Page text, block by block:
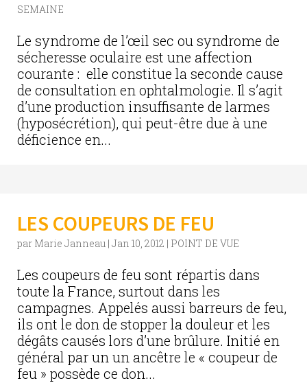
SEMAINE
Le syndrome de l’œil sec ou syndrome de
sécheresse oculaire est une affection
courante : elle constitue la seconde cause
de consultation en ophtalmologie. Il s’agit
d’une production insuffisante de larmes
(hyposécrétion), qui peut-être due à une
déficience en...
LES COUPEURS DE FEU
par Marie Janneau | Jan 10, 2012 | POINT DE VUE
Les coupeurs de feu sont répartis dans
toute la France, surtout dans les
campagnes. Appelés aussi barreurs de feu,
ils ont le don de stopper la douleur et les
dégâts causés lors d’une brûlure. Initié en
général par un un ancêtre le « coupeur de
feu » possède ce don...